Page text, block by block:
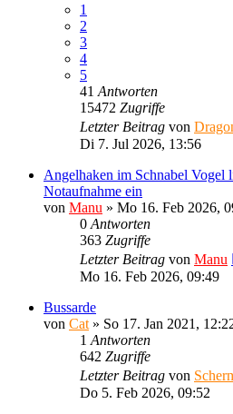
1
2
3
4
5
41 Antworten
15472 Zugriffe
Letzter Beitrag von
Di 7. Jul 2026, 13:56
Angelhaken im Schnabel Vogel
Notaufnahme ein
von Manu » Mo 16. Feb 2026,
0 Antworten
363 Zugriffe
Letzter Beitrag von Manu
Mo 16. Feb 2026, 09:49
Bussarde
von Cat » So 17. Jan 2021,
1 Antworten
642 Zugriffe
Letzter Beitrag von
Do 5. Feb 2026, 09:52